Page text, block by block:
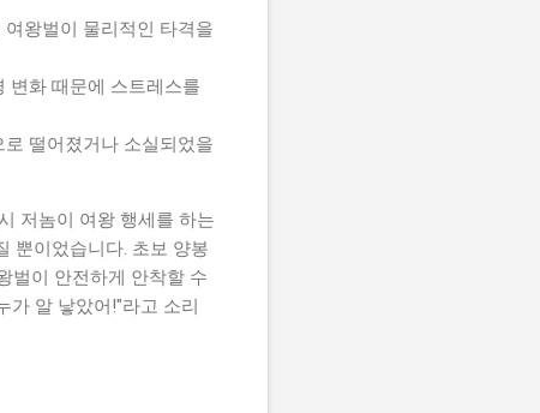
왕벌이 물리적인 타격을
변화 때문에 스트레스를
떨어졌거나 소실되었을
저놈이 여왕 행세를 하는
뿐이었습니다. 초보 양봉
벌이 안전하게 안착할 수
가 알 낳았어!"라고 소리